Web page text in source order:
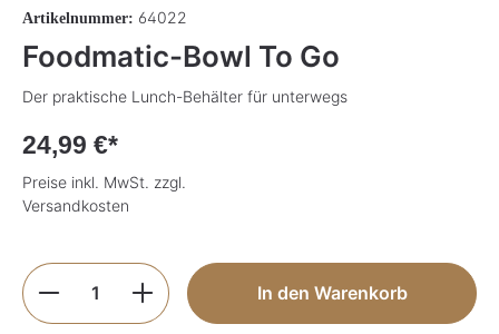
Artikelnummer: 64022
Foodmatic-Bowl To Go
Der praktische Lunch-Behälter für unterwegs
24,99 €*
Preise inkl. MwSt. zzgl.
Versandkosten
Produkt Anzahl: Gib den gewünschten
In den Warenkorb